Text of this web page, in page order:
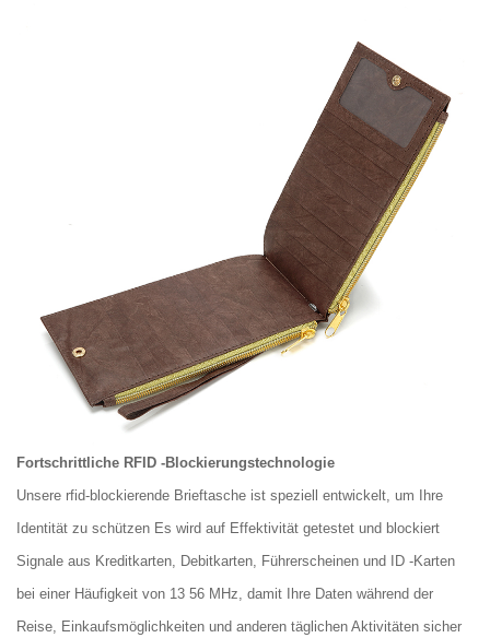
Fortschrittliche RFID -Blockierungstechnologie
Unsere rfid-blockierende Brieftasche ist speziell entwickelt, um Ihre
Identität zu schützen Es wird auf Effektivität getestet und blockiert
Signale aus Kreditkarten, Debitkarten, Führerscheinen und ID -Karten
bei einer Häufigkeit von 13 56 MHz, damit Ihre Daten während der
Reise, Einkaufsmöglichkeiten und anderen täglichen Aktivitäten sicher